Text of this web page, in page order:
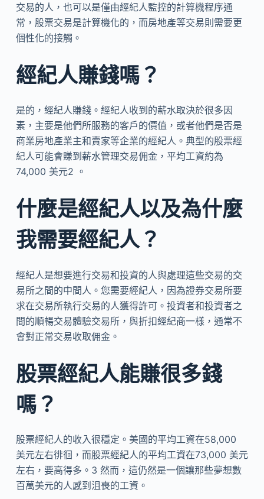
交易的人，也可以是僅由經紀人監控的計算機程序通
常，股票交易是計算機化的，而房地產等交易則需要更
個性化的接觸。
經紀人賺錢嗎？
是的，經紀人賺錢。經紀人收到的薪水取決於很多因
素，主要是他們所服務的客戶的價值，或者他們是否是
商業房地產業主和賣家等企業的經紀人。典型的股票經
紀人可能會賺到薪水管理交易佣金，平均工資約為
74,000 美元2 。
什麼是經紀人以及為什麼
我需要經紀人？
經紀人是想要進行交易和投資的人與處理這些交易的交
易所之間的中間人。您需要經紀人，因為證券交易所要
求在交易所執行交易的人獲得許可。投資者和投資者之
間的順暢交易體驗交易所，與折扣經紀商一樣，通常不
會對正常交易收取佣金。
股票經紀人能賺很多錢
嗎？
股票經紀人的收入很穩定。美國的平均工資在58,000
美元左右徘徊，而股票經紀人的平均工資在73,000 美元
左右，要高得多。3 然而，這仍然是一個讓那些夢想數
百萬美元的人感到沮喪的工資。